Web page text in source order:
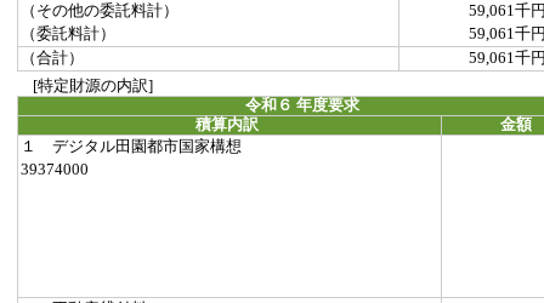
（その他の委託料計）
59,061千
（委託料計）
59,061千
（合計）
59,061千
[特定財源の内訳]
令和６ 年度要求
積算内訳
金額
１ デジタル田園都市国家構想
39374000